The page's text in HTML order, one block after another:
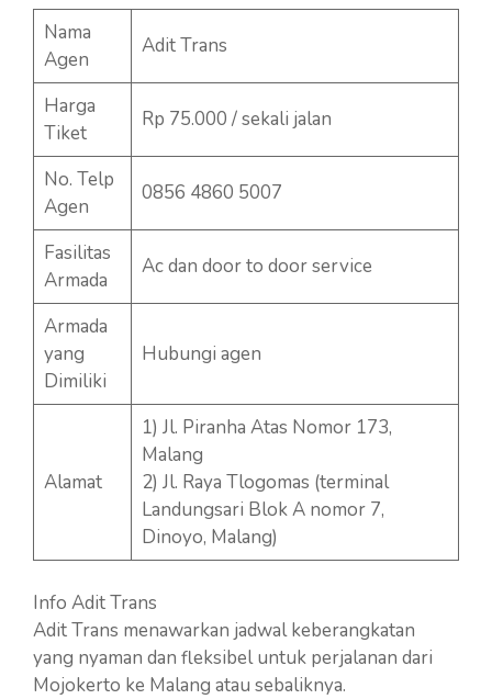
Nama
Agen
Adit Trans
Harga
Tiket
Rp 75.000 / sekali jalan
No. Telp
Agen
0856 4860 5007
Fasilitas
Armada
Ac dan door to door service
Armada
yang
Dimiliki
Hubungi agen
Alamat
1) Jl. Piranha Atas Nomor 173,
Malang
2) Jl. Raya Tlogomas (terminal
Landungsari Blok A nomor 7,
Dinoyo, Malang)
Info Adit Trans
Adit Trans menawarkan jadwal keberangkatan
yang nyaman dan fleksibel untuk perjalanan dari
Mojokerto ke Malang atau sebaliknya.